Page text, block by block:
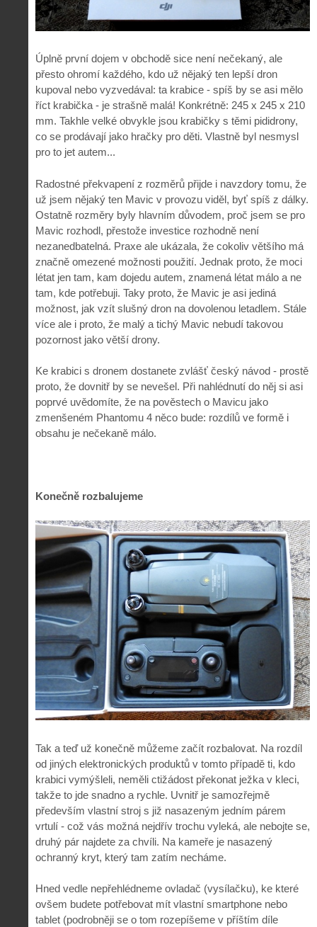
Úplně první dojem v obchodě sice není nečekaný, ale
přesto ohromí každého, kdo už nějaký ten lepší dron
kupoval nebo vyzvedával: ta krabice - spíš by se asi mělo
říct krabička - je strašně malá! Konkrétně: 245 x 245 x 210
mm. Takhle velké obvykle jsou krabičky s těmi pididrony,
co se prodávají jako hračky pro děti. Vlastně byl nesmysl
pro to jet autem...
Radostné překvapení z rozměrů přijde i navzdory tomu, že
už jsem nějaký ten Mavic v provozu viděl, byť spíš z dálky.
Ostatně rozměry byly hlavním důvodem, proč jsem se pro
Mavic rozhodl, přestože investice rozhodně není
nezanedbatelná. Praxe ale ukázala, že cokoliv většího má
značně omezené možnosti použití. Jednak proto, že moci
létat jen tam, kam dojedu autem, znamená létat málo a ne
tam, kde potřebuji. Taky proto, že Mavic je asi jediná
možnost, jak vzít slušný dron na dovolenou letadlem. Stále
více ale i proto, že malý a tichý Mavic nebudí takovou
pozornost jako větší drony.
Ke krabici s dronem dostanete zvlášť český návod - prostě
proto, že dovnitř by se nevešel. Při nahlédnutí do něj si asi
poprvé uvědomíte, že na pověstech o Mavicu jako
zmenšeném Phantomu 4 něco bude: rozdílů ve formě i
obsahu je nečekaně málo.
Konečně rozbalujeme
Tak a teď už konečně můžeme začít rozbalovat. Na rozdíl
od jiných elektronických produktů v tomto případě ti, kdo
krabici vymýšleli, neměli ctižádost překonat ježka v kleci,
takže to jde snadno a rychle. Uvnitř je samozřejmě
především vlastní stroj s již nasazeným jedním párem
vrtulí - což vás možná nejdřív trochu vyleká, ale nebojte se,
druhý pár najdete za chvíli. Na kameře je nasazený
ochranný kryt, který tam zatím necháme.
Hned vedle nepřehlédneme ovladač (vysílačku), ke které
ovšem budete potřebovat mít vlastní smartphone nebo
tablet (podrobněji se o tom rozepíšeme v příštím díle